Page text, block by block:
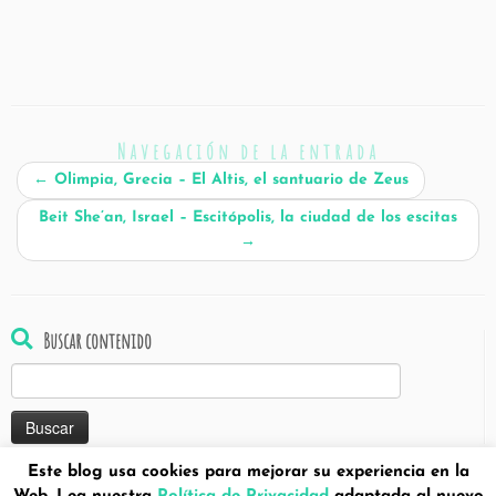
Navegación de la entrada
← Olimpia, Grecia – El Altis, el santuario de Zeus
Beit She’an, Israel – Escitópolis, la ciudad de los escitas
→
Buscar contenido
Este blog usa cookies para mejorar su experiencia en la